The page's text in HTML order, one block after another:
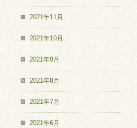
2021年11月
2021年10月
2021年9月
2021年8月
2021年7月
2021年6月